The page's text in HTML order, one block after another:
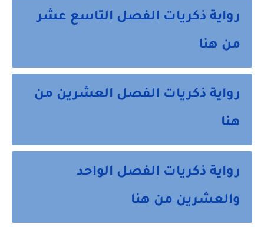
رواية ذكريات الفصل التاسع عشر
من هنا
رواية ذكريات الفصل العشرين من
هنا
رواية ذكريات الفصل الواحد
والعشرين من هنا